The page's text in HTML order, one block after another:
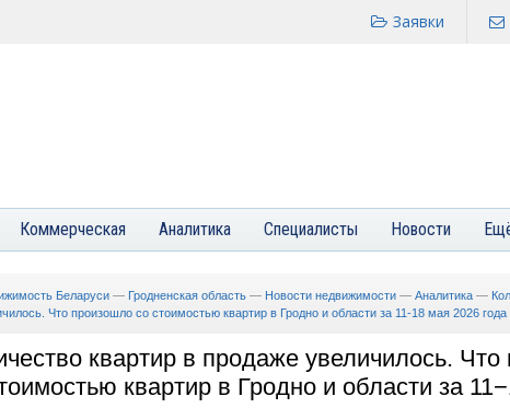
Заявки
Коммерческая Аналитика Специалисты Новости
Беларуси — Гродненская область — Новости недвижимости — Аналитика —
Что произошло со стоимостью квартир в Гродно и области за 11-18 мая 2026 года
квартир в продаже увеличилось.
квартир в Гродно и области за